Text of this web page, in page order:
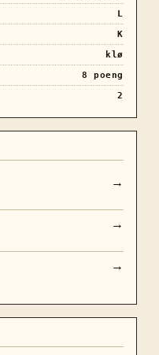
L
K
klø
8
poeng
2
→
→
→